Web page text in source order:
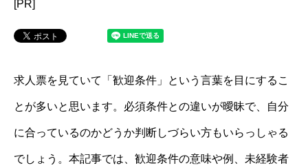
[PR]
求人票を見ていて「歓迎条件」という言葉を目にするこ
とが多いと思います。必須条件との違いが曖昧で、自分
に合っているのかどうか判断しづらい方もいらっしゃる
でしょう。本記事では、歓迎条件の意味や例、未経験者